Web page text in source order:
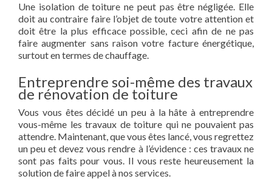
Une isolation de toiture ne peut pas être négligée. Elle
doit au contraire faire l’objet de toute votre attention et
doit être la plus efficace possible, ceci afin de ne pas
faire augmenter sans raison votre facture énergétique,
surtout en termes de chauffage.
Entreprendre soi-même des travaux
de rénovation de toiture
Vous vous êtes décidé un peu à la hâte à entreprendre
vous-même les travaux de toiture qui ne pouvaient pas
attendre. Maintenant, que vous êtes lancé, vous regrettez
un peu et devez vous rendre à l’évidence : ces travaux ne
sont pas faits pour vous. Il vous reste heureusement la
solution de faire appel à nos services.